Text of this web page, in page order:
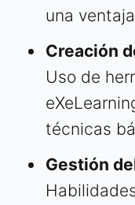
una
Creación
Uso de
técnicas
Gestión